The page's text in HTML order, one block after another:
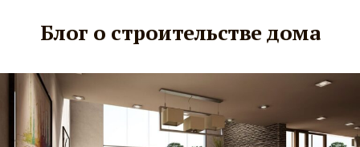
Блог о строительстве дома